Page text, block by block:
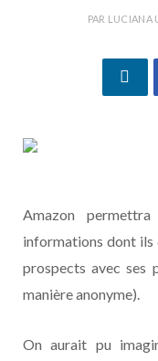
PAR LUCIANA
Amazon
informations dont ils
prospects avec ses
manière anonyme).
On aurait pu